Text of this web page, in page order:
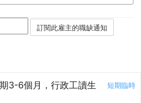
短期臨時
3-6個月，行政工讀生